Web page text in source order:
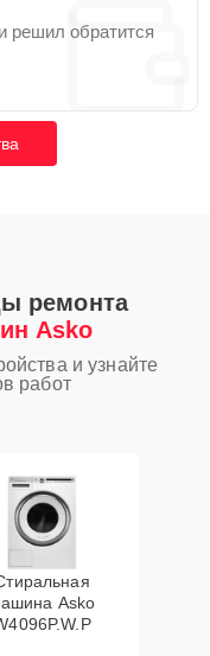
решил обратится
ремонта
Asko
и узнайте
работ
Asko